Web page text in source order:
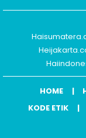
HOME
KODE ETIK